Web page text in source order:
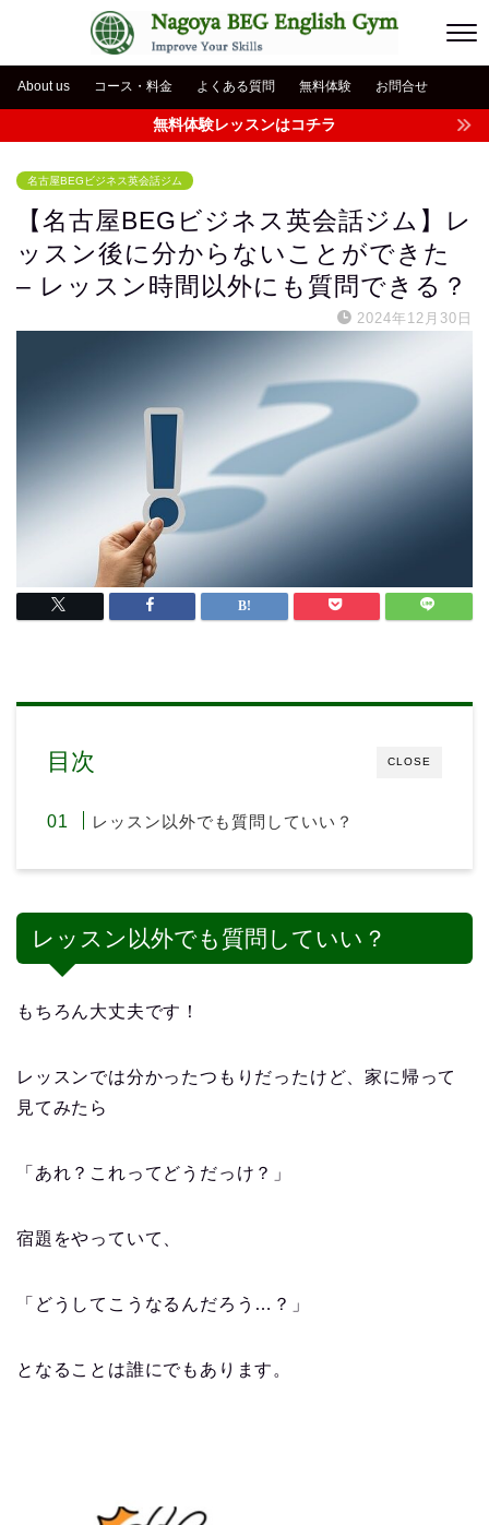
About us コース・料金 よくある質問 無料体験 お問合せ
無料体験レッスンはコチラ
名古屋BEGビジネス英会話ジム
【名古屋BEGビジネス英会話ジム】レ
ッスン後に分からないことができた
– レッスン時間以外にも質問できる？
2024年12月30日
CLOSE
目次
レッスン以外でも質問していい？
レッスン以外でも質問していい？
もちろん大丈夫です！
レッスンでは分かったつもりだったけど、家に帰って
見てみたら
「あれ？これってどうだっけ？」
宿題をやっていて、
「どうしてこうなるんだろう…？」
となることは誰にでもあります。